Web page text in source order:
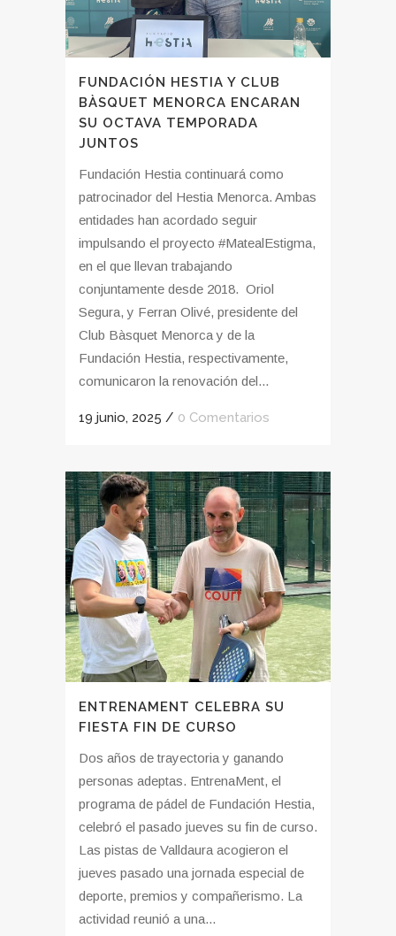
FUNDACIÓN HESTIA Y CLUB
BÀSQUET MENORCA ENCARAN
SU OCTAVA TEMPORADA
JUNTOS
Fundación Hestia continuará como
patrocinador del Hestia Menorca. Ambas
entidades han acordado seguir
impulsando el proyecto #MatealEstigma,
en el que llevan trabajando
conjuntamente desde 2018. Oriol
Segura, y Ferran Olivé, presidente del
Club Bàsquet Menorca y de la
Fundación Hestia, respectivamente,
comunicaron la renovación del...
19 junio, 2025 / 0 Comentarios
ENTRENAMENT CELEBRA SU
FIESTA FIN DE CURSO
Dos años de trayectoria y ganando
personas adeptas. EntrenaMent, el
programa de pádel de Fundación Hestia,
celebró el pasado jueves su fin de curso.
Las pistas de Valldaura acogieron el
jueves pasado una jornada especial de
deporte, premios y compañerismo. La
actividad reunió a una...